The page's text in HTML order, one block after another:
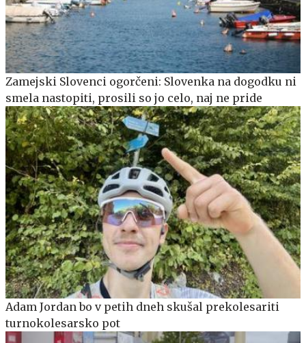
Zamejski Slovenci ogorčeni: Slovenka na dogodku ni
smela nastopiti, prosili so jo celo, naj ne pride
Adam Jordan bo v petih dneh skušal prekolesariti
turnokolesarsko pot